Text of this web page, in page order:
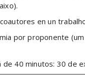
en un
por proponente
40 minutos: 30 de